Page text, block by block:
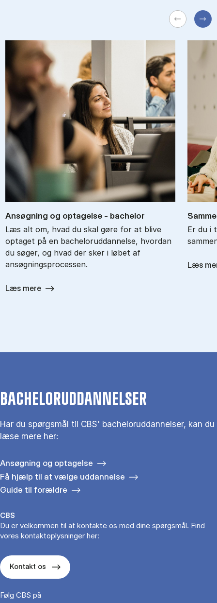
An­søg­ning og op­ta­gel­se - ba­chel­or
Læs alt om, hvad du skal gøre for at blive
optaget på en bacheloruddannelse, hvordan
du søger, og hvad der sker i løbet af
ansøgningsprocessen.
Læs mere
Er du i
Læs
BACHELORUDDANNELSER
Har du spørgsmål til CBS' bacheloruddannelser, kan du
læse mere her:
Ansøgning og optagelse
Få hjælp til at vælge uddannelse
Guide til forældre
CBS
Du er velkommen til at kontakte os med dine spørgsmål. Find
vores kontaktoplysninger her:
Kontakt os
Følg CBS på